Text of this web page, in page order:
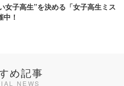
女子高生”を決める「女子高生ミス
！
め記事
NEWS